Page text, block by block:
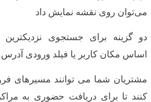
می‌توان روی نقشه نمایش داد
دو گزینه برای جستجوی نزدیکترین
اساس مکان کاربر یا فیلد ورودی آدرس
مشتریان شما می توانند مسیرهای
کنند تا برای دریافت حضوری به